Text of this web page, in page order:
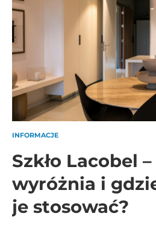
INFORMACJE
Szkło Lacobel
wyróżnia i
je stosować?